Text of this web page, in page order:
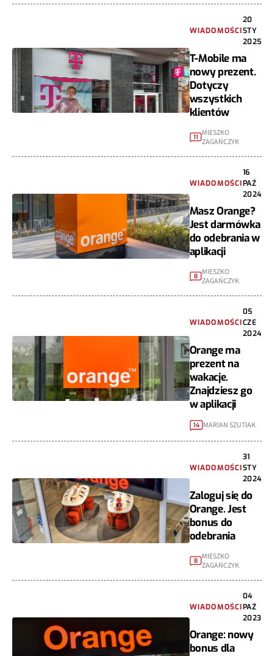
WIADOMOŚCI
20
STY
2025
T-Mobile ma
nowy prezent.
Dotyczy
wszystkich
klientów
11 MIESZKO
ZAGAŃCZYK
WIADOMOŚCI
16
PAŹ
2024
Masz Orange?
Jest darmówka
do odebrania w
aplikacji
8 MIESZKO
ZAGAŃCZYK
WIADOMOŚCI
05
CZE
2024
Orange ma
prezent na
wakacje.
Znajdziesz go
w aplikacji
14 MARIAN SZUTIAK
WIADOMOŚCI
31
STY
2024
Zaloguj się do
Orange. Jest
bonus do
odebrania
8 MIESZKO
ZAGAŃCZYK
WIADOMOŚCI
04
PAŹ
2023
Orange: nowy
bonus dla